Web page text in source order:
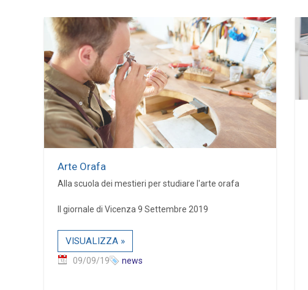
Arte Orafa
Alla scuola dei mestieri per studiare l'arte orafa
Il giornale di Vicenza 9 Settembre 2019
VISUALIZZA »
09/09/19 news